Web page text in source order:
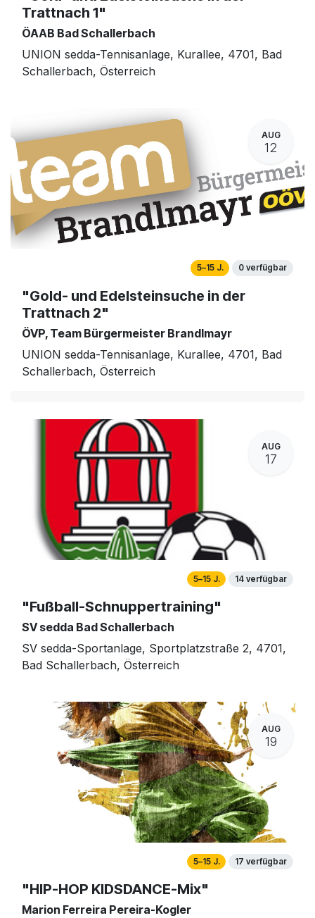
Trattnach 1"
ÖAAB Bad Schallerbach
UNION sedda-Tennisanlage, Kurallee, 4701, Bad
Schallerbach, Österreich
AUG
12
5–15 J. 0 verfügbar
"Gold- und Edelsteinsuche in der
Trattnach 2"
ÖVP, Team Bürgermeister Brandlmayr
UNION sedda-Tennisanlage, Kurallee, 4701, Bad
Schallerbach, Österreich
AUG
17
5–15 J. 14 verfügbar
"Fußball-Schnuppertraining"
SV sedda Bad Schallerbach
SV sedda-Sportanlage, Sportplatzstraße 2, 4701,
Bad Schallerbach, Österreich
AUG
19
5–15 J. 17 verfügbar
"HIP-HOP KIDSDANCE-Mix"
Marion Ferreira Pereira-Kogler